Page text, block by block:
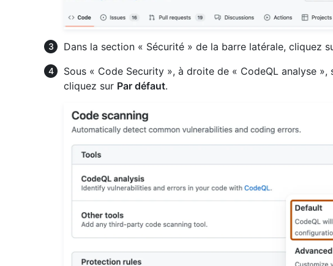
Dans la section « Sécurité » de la barre latérale, cliquez
Sous « Code Security », à droite de « CodeQL analyse »,
cliquez sur Par défaut.